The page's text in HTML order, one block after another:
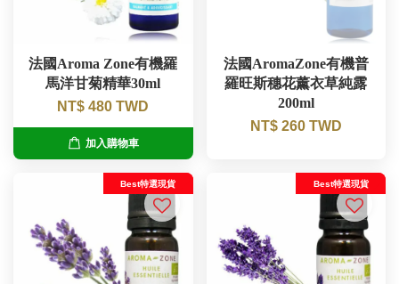
法國Aroma Zone有機羅
馬洋甘菊精華30ml
NT$ 480 TWD
加入購物車
法國AromaZone有機普
羅旺斯穗花薰衣草純露
200ml
NT$ 260 TWD
Best特選現貨 Best特選現貨